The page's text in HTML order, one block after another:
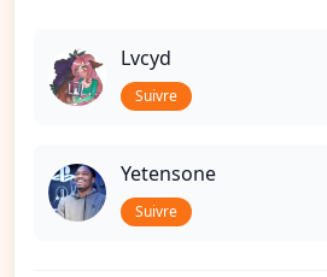
Lvcyd
Suivre
Yetensone
Suivre